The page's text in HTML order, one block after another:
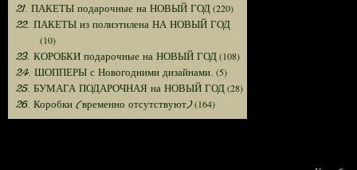
21. ПАКЕТЫ подарочные на НОВЫЙ ГОД(220)
22. ПАКЕТЫ из полиэтилена НА НОВЫЙ ГОД
(10)
23. КОРОБКИ подарочные на НОВЫЙ ГОД(108)
24. ШОППЕРЫ с Новогодними дизайнами. (5)
25. БУМАГА ПОДАРОЧНАЯ на НОВЫЙ ГОД(28)
26. Коробки (временно отсутствуют)(164)